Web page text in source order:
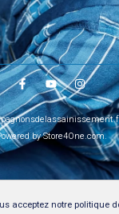
acceptez notre politique
by Store4One.com.